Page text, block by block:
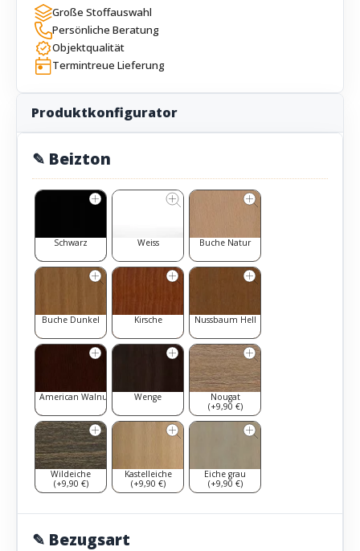
Große Stoffauswahl
Persönliche Beratung
Objektqualität
Termintreue Lieferung
Produktkonfigurator
✎ Beizton
Schwarz Weiss Buche Natur
Buche Dunkel Kirsche Nussbaum Hell
American Walnut Wenge
Nougat
(+9,90 €)
Wildeiche
(+9,90 €)
Kastelleiche
(+9,90 €)
Eiche grau
(+9,90 €)
✎ Bezugsart